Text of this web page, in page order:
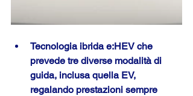
Tecnologia ibrida e:HEV che
prevede tre diverse modalità di
guida, inclusa quella EV,
regalando prestazioni sempre